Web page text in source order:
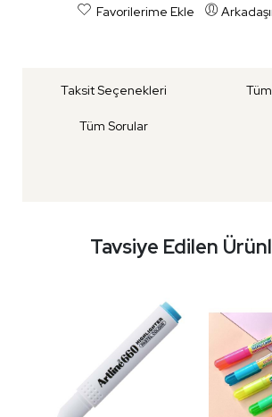
Favorilerime Ekle
Taksit Seçenekleri
Tüm Sorular
Tavsiye Edilen